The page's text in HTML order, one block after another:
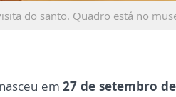
do santo. Quadro está no
nasceu em27 de setembro